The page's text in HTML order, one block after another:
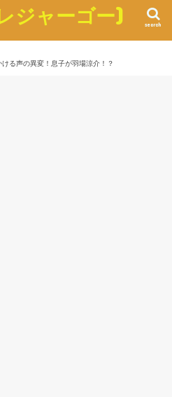
ジャーゴー) search
る声の異変！息子が羽場涼介！？